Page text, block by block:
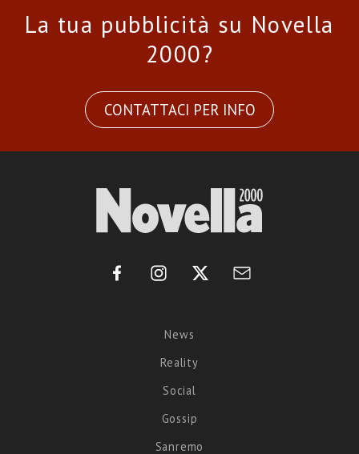
La tua pubblicità su Novella
2000?
CONTATTACI PER INFO
News
Reality
Social
Gossip
Sanremo